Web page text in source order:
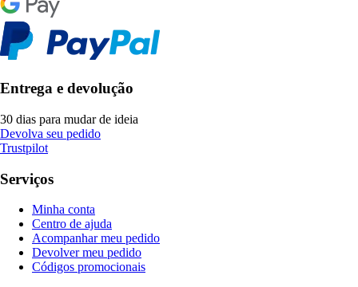
Entrega e devolução
30 dias para mudar de ideia
Devolva seu pedido
Trustpilot
Serviços
Minha conta
Centro de ajuda
Acompanhar meu pedido
Devolver meu pedido
Códigos promocionais